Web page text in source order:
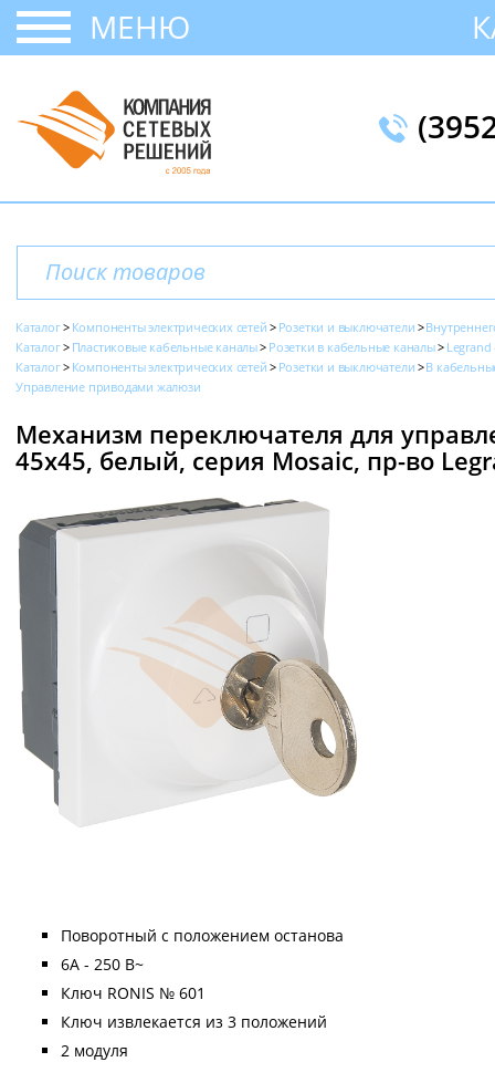
МЕНЮ
Каталог Компоненты электрических сетей Розетки и выключатели
Каталог
Пластиковые кабельные каналы Розетки в кабельные каналы
Legrand
Каталог
Компоненты электрических сетей Розетки и выключатели
В
Управление приводами жалюзи
Механизм переключателя для
45х45, белый, серия Mosaic, пр-во
Поворотный с положением останова
6A - 250 В~
Ключ RONIS № 601
Ключ извлекается из 3 положений
2 модуля